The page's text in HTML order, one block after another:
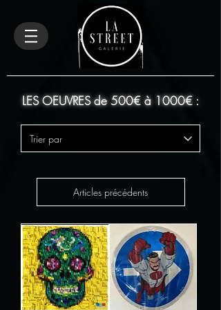
LES OEUVRES de 500€ à 1000€ :
Articles précédents